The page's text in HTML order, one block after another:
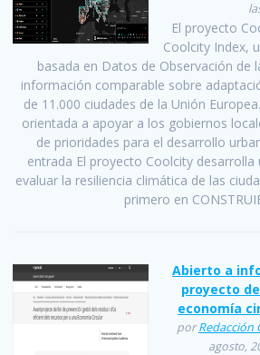
El proyecto
Coolcity Index,
basada en Datos de Observación de
información comparable sobre
de 11.000 ciudades de la Unión
orientada a apoyar a los gobiernos
de prioridades para el desarrollo
entrada El proyecto Coolcity
evaluar la resiliencia climática de las
primero en
Abierto a
proyecto
economía
porRedacción
agosto,